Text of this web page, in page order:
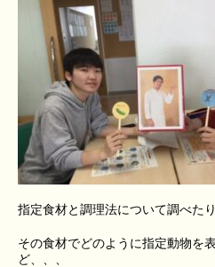
指定食材と調理法について調べたり
その食材でどのように指定動物を
ど、、、